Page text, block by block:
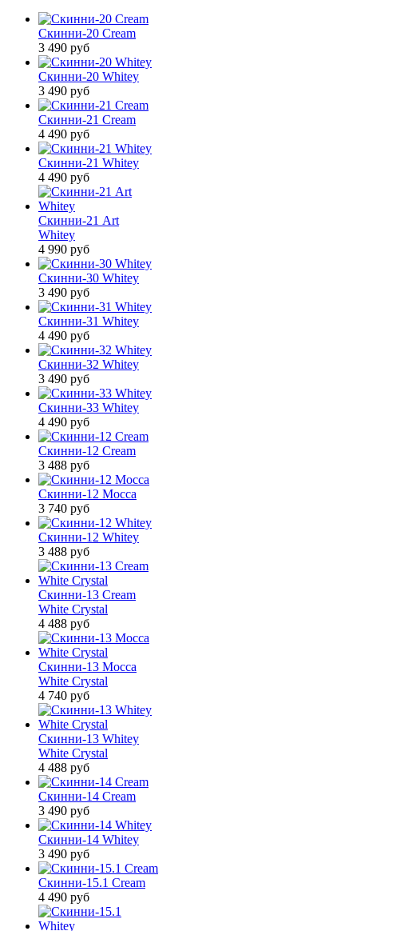
Скинни-20 Cream
3 490 руб
Скинни-20 Whitey
3 490 руб
Скинни-21 Cream
4 490 руб
Скинни-21 Whitey
4 490 руб
Скинни-21 Аrt
Whitey
4 990 руб
Скинни-30 Whitey
3 490 руб
Скинни-31 Whitey
4 490 руб
Скинни-32 Whitey
3 490 руб
Скинни-33 Whitey
4 490 руб
Скинни-12 Cream
3 488 руб
Скинни-12 Mocca
3 740 руб
Скинни-12 Whitey
3 488 руб
Скинни-13 Cream
White Сrystal
4 488 руб
Скинни-13 Mocca
White Сrystal
4 740 руб
Скинни-13 Whitey
White Сrystal
4 488 руб
Скинни-14 Cream
3 490 руб
Скинни-14 Whitey
3 490 руб
Скинни-15.1 Cream
4 490 руб